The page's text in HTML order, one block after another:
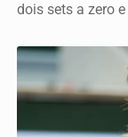
dois sets a zero